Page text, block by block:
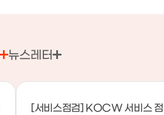
뉴스레터
[서비스점검] KOCW 서비스 점